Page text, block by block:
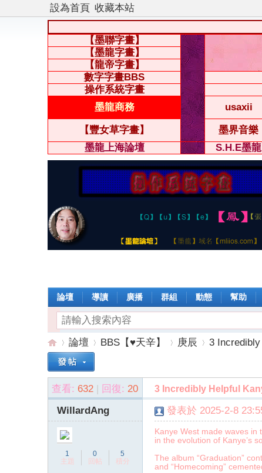
設為首頁 收藏本站
【墨聯字畫】
【墨龍字畫】
【龍帝字畫】
數字字畫BBS
操作系統字畫
墨龍商務
usaxii
【豐女草字畫】 墨界音樂
墨龍上海論壇
S.H.E墨龍
論壇 導讀 廣播 群組 動態 幫助
操»
論壇
›
BBS【♥天辛】
›
庚辰
›
3
查看: 632 | 回復: 20 3 Incredibly Helpful
WillardAng
1
主題
0
回帖
5
積分
發表於 2025-2-8
Kanye West made waves
in the evolution of Kanye’s
The album “Graduation”
and “Homecoming”